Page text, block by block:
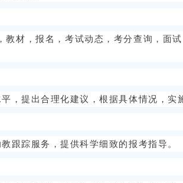
材，报名，考试动态，考分查询，面
，提出合理化建议，根据具体情况，实
跟踪服务，提供科学细致的报考指导。